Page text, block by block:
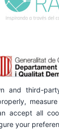
and third-
accept all
your